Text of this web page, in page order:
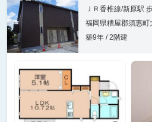
ＪＲ香椎線/新原駅
福岡県糟屋郡須惠町
築9年 / 2階建